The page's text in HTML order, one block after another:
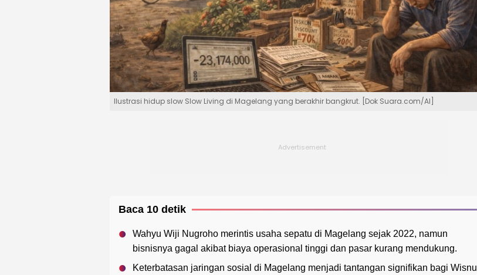
Ilustrasi hidup slow Slow Living di Magelang yang berakhir bangkrut. [Dok Suara.com/AI]
Baca 10 detik
Wahyu Wiji Nugroho merintis usaha sepatu di Magelang sejak 2022, namun
bisnisnya gagal akibat biaya operasional tinggi dan pasar kurang mendukung.
Keterbatasan jaringan sosial di Magelang menjadi tantangan signifikan bagi Wisnu